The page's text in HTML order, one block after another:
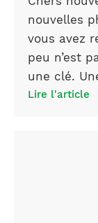
nouvelles
vous avez
peu n’est
une clé.
Lire l'article